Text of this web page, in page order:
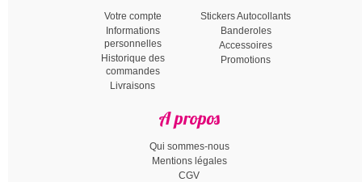
Votre compte
Informations
personnelles
Historique des
commandes
Livraisons
Stickers Autocollants
Banderoles
Accessoires
Promotions
A propos
Qui sommes-nous
Mentions légales
CGV